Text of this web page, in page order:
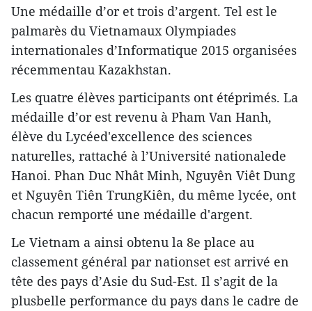
Une médaille d’or et trois d’argent. Tel est le
palmarès du Vietnamaux Olympiades
internationales d’Informatique 2015 organisées
récemmentau Kazakhstan.
Les quatre élèves participants ont étéprimés. La
médaille d’or est revenu à Pham Van Hanh,
élève du Lycéed'excellence des sciences
naturelles, rattaché à l’Université nationalede
Hanoi. Phan Duc Nhât Minh, Nguyên Viêt Dung
et Nguyên Tiên TrungKiên, du même lycée, ont
chacun remporté une médaille d'argent.
Le Vietnam a ainsi obtenu la 8e place au
classement général par nationset est arrivé en
tête des pays d’Asie du Sud-Est. Il s’agit de la
plusbelle performance du pays dans le cadre de